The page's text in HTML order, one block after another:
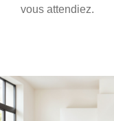
vous attendiez.